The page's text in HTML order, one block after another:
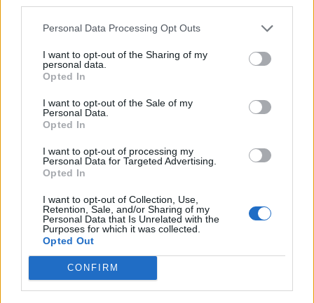
Personal Data Processing Opt Outs
I want to opt-out of the Sharing of my
personal data.
Opted In
I want to opt-out of the Sale of my
Personal Data.
Opted In
I want to opt-out of processing my
Personal Data for Targeted Advertising.
Opted In
I want to opt-out of Collection, Use,
Retention, Sale, and/or Sharing of my
Personal Data that Is Unrelated with the
Purposes for which it was collected.
Opted Out
CONFIRM
Συνάλλαγμα: Το ευρώ υποχωρεί κατά 0,11%, στα
1,1541 δολάρια
06/08/2026 - 14:59
18η συνεχόμενη χρονιά για τον ΟΤΕ στη διεθνή
σειρά δεικτών FTSE4Good
06/08/2026 - 14:40
Κ. Χατζηδάκης: Στον κάλαθο των αχρήστων οι
αμφισβητήσεις για το καλώδιο της ηλεκτρικής
06/08/2026 - 14:23 ΠΟΛΙΤΙΚΗ
Aegean: Νέο ιστορικό ρεκόρ με πάνω από 2 εκατ.
επιβάτες τον Ιούλιο
06/08/2026 - 14:00 ΤΟΥΡΙΣΜΟΣ